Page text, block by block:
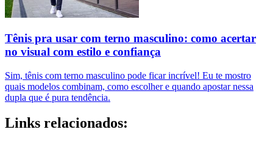
Tênis pra usar com terno masculino: como acertar
no visual com estilo e confiança
Sim, tênis com terno masculino pode ficar incrível! Eu te mostro
quais modelos combinam, como escolher e quando apostar nessa
dupla que é pura tendência.
Links relacionados: